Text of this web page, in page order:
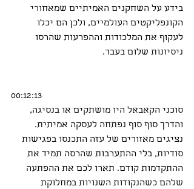
בידע על השחקנים האמיתיים שמאחורי
הקונפליקטים העולמיים, ולכן הם יכלו
לעקוף את המלכודות וההפרעות שהרסו
ניסיונות שלום בעבר.
00:12:13
סוכני הקאבאל היו מושתקים או בנסיגה,
והדרך סוף סוף נפתחה לעסקה אמיתית.
נציגים מאזורים של עזה התכנסו בפגישות
סודיות, בלי ההתערבות שהרסה תמיד את
ההתקדמות קודם. תארו לכם את ההפתעה
שלהם כשהנקודות השנויות במחלוקת